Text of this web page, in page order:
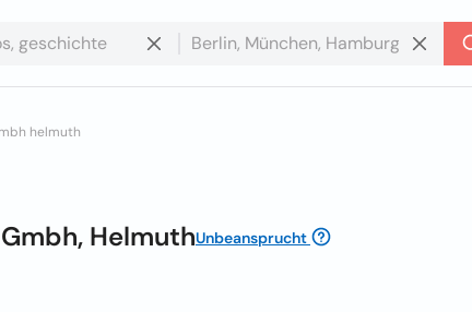
helmuth
HelmuthUnbeansprucht